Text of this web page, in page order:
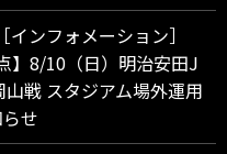
［インフォメーション］
】8/10（日）明治安田J
山戦 スタジアム場外運用
せ